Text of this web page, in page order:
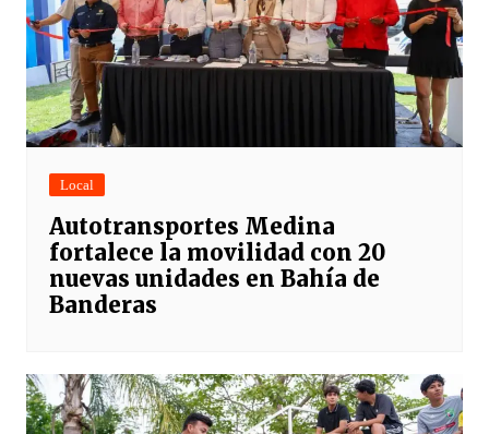
Local
Autotransportes Medina
fortalece la movilidad con 20
nuevas unidades en Bahía de
Banderas